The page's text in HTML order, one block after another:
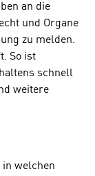
an die
und Organe
zu melden.
So ist
schnell
weitere
in welchen